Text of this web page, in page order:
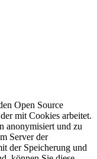
Open Source
mit Cookies arbeitet.
anonymisiert und zu
Server der
der Speicherung und